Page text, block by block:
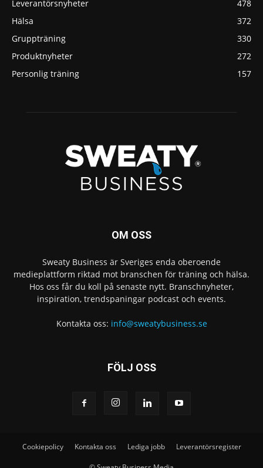
Leverantörsnyheter
478
Hälsa
372
Gruppträning
330
Produktnyheter
272
Personlig träning
157
OM OSS
Sweaty Business är Sveriges enda oberoende
medieplattform riktad mot branschen för träning och hälsa.
Hos oss får du koll på senaste nytt. Branschnyheter,
inspiration, trendspaningar podcast och events.
Kontakta oss: info@sweatybusiness.se
FÖLJ OSS
Cookiepolicy Kontakta oss Lediga jobb Leverantörsregister